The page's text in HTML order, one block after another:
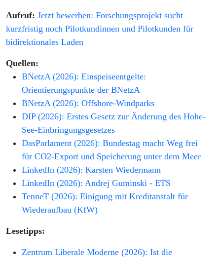
Aufruf: Jetzt bewerben: Forschungsprojekt sucht
kurzfristig noch Pilotkundinnen und Pilotkunden für
bidirektionales Laden
Quellen:
BNetzA (2026): Einspeiseentgelte:
Orientierungspunkte der BNetzA
BNetzA (2026): Offshore-Windparks
DIP (2026): Erstes Gesetz zur Änderung des Hohe-
See-Einbringungsgesetzes
DasParlament (2026): Bundestag macht Weg frei
für CO2-Export und Speicherung unter dem Meer
LinkedIn (2026): Karsten Wiedermann
LinkedIn (2026): Andrej Guminski - ETS
TenneT (2026): Einigung mit Kreditanstalt für
Wiederaufbau (KfW)
Lesetipps:
Zentrum Liberale Moderne (2026): Ist die